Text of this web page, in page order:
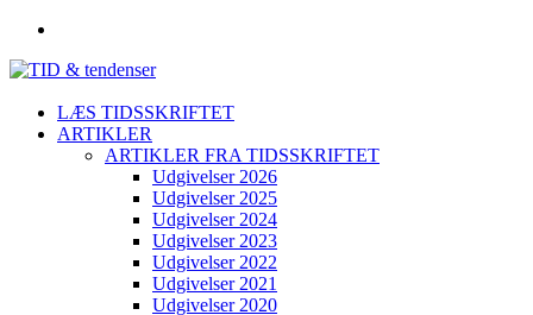
LÆS TIDSSKRIFTET
ARTIKLER
ARTIKLER FRA TIDSSKRIFTET
Udgivelser 2026
Udgivelser 2025
Udgivelser 2024
Udgivelser 2023
Udgivelser 2022
Udgivelser 2021
Udgivelser 2020